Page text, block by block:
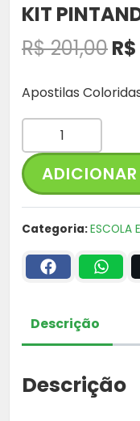
KIT
R$201,00O
p
e
ç
o
o
g
R$
Apostilas
A
N
U
L
S
U
S
O
Categoria:ESCOLA
Descrição
Descrição